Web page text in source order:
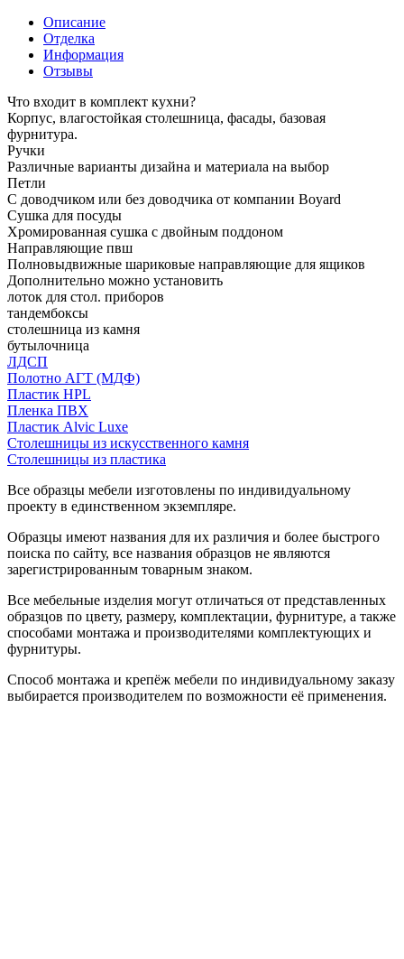
Описание
Отделка
Информация
Отзывы
Что входит в комплект кухни?
Корпус, влагостойкая столешница, фасады, базовая
фурнитура.
Ручки
Различные варианты дизайна и материала на выбор
Петли
С доводчиком или без доводчика от компании Boyard
Сушка для посуды
Хромированная сушка с двойным поддоном
Направляющие пвш
Полновыдвижные шариковые направляющие для ящиков
Дополнительно можно установить
лоток для стол. приборов
тандембоксы
столешница из камня
бутылочница
ЛДСП
Полотно АГТ (МДФ)
Пластик HPL
Пленка ПВХ
Пластик Alvic Luxe
Столешницы из искусственного камня
Столешницы из пластика
Все образцы мебели изготовлены по индивидуальному
проекту в единственном экземпляре.
Образцы имеют названия для их различия и более быстрого
поиска по сайту, все названия образцов не являются
зарегистрированным товарным знаком.
Все мебельные изделия могут отличаться от представленных
образцов по цвету, размеру, комплектации, фурнитуре, а также
способами монтажа и производителями комплектующих и
фурнитуры.
Способ монтажа и крепёж мебели по индивидуальному заказу
выбирается производителем по возможности её применения.